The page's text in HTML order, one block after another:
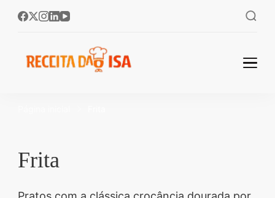
Receita da Isa:
Bem-vindos ao Receita
Frita